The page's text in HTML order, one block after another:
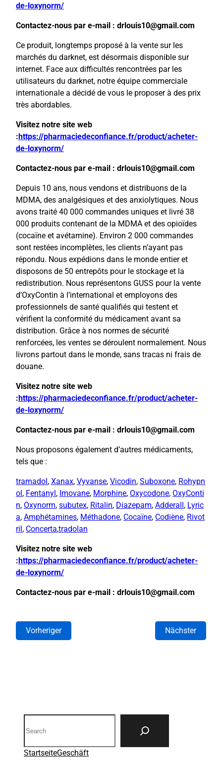
de-loxynorm/
Contactez-nous par e-mail : drlouis10@gmail.com
Ce produit, longtemps proposé à la vente sur les
marchés du darknet, est désormais disponible sur
internet. Face aux difficultés rencontrées par les
utilisateurs du darknet, notre équipe commerciale
internationale a décidé de vous le proposer à des prix
très abordables.
Visitez notre site web
: https://pharmaciedeconfiance.fr/product/acheter-
de-loxynorm/
Contactez-nous par e-mail : drlouis10@gmail.com
Depuis 10 ans, nous vendons et distribuons de la
MDMA, des analgésiques et des anxiolytiques. Nous
avons traité 40 000 commandes uniques et livré 38
000 produits contenant de la MDMA et des opioïdes
(cocaïne et avétamine). Environ 2 000 commandes
sont restées incomplètes, les clients n’ayant pas
répondu. Nous expédions dans le monde entier et
disposons de 50 entrepôts pour le stockage et la
redistribution. Nous représentons GUSS pour la vente
d’OxyContin à l’international et employons des
professionnels de santé qualifiés qui testent et
vérifient la conformité du médicament avant sa
distribution. Grâce à nos normes de sécurité
renforcées, les ventes se déroulent normalement. Nous
livrons partout dans le monde, sans tracas ni frais de
douane.
Visitez notre site web
: https://pharmaciedeconfiance.fr/product/acheter-
de-loxynorm/
Contactez-nous par e-mail : drlouis10@gmail.com
Nous proposons également d’autres médicaments,
tels que :
tramadol , Xanax, Vyvanse, Vicodin, Suboxone, Rohypn
ol , Fentanyl , Imovane, Morphine, Oxycodone, OxyConti
n, Oxynorm, subutex, Ritalin, Diazepam, Adderall , Lyric
a, Amphétamines, Méthadone, Cocaïne, Codiène, Rivot
ril , Concerta,tradolan
Visitez notre site web
: https://pharmaciedeconfiance.fr/product/acheter-
de-loxynorm/
Contactez-nous par e-mail : drlouis10@gmail.com
Vorheriger Nächster
StartseiteGeschäft